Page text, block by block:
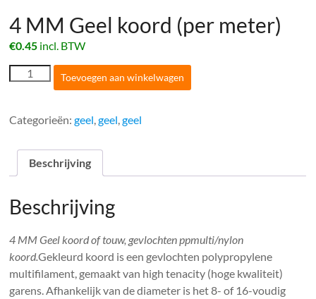
4 MM Geel koord (per meter)
€0.45 incl. BTW
MM
(per
Toevoegen aan winkelwagen
Categorieën:geel,geel,geel
Beschrijving
Beschrijving
4 MM Geel koord of touw, gevlochten ppmulti/nylon
koord.Gekleurd koord is een gevlochten polypropylene
multifilament, gemaakt van high tenacity (hoge kwaliteit)
garens. Afhankelijk van de diameter is het 8- of 16-voudig